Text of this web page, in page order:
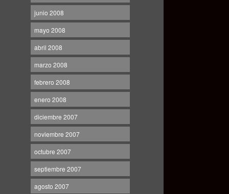
junio 2008
mayo 2008
abril 2008
marzo 2008
febrero 2008
enero 2008
diciembre 2007
noviembre 2007
octubre 2007
septiembre 2007
agosto 2007